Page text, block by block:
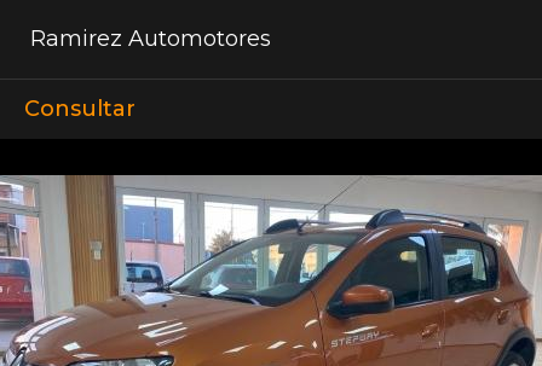
Ramirez Automotores
Consultar